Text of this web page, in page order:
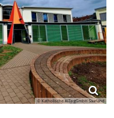
© Katholische KiTa gGmbH Saarland